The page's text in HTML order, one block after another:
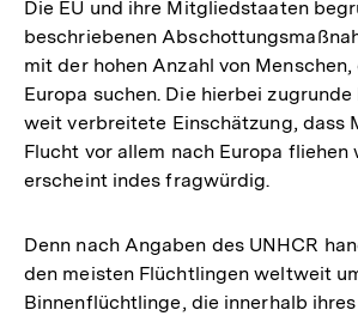
Die EU und ihre Mitgliedstaaten
beschriebenen
mit der hohen Anzahl von
Europa suchen. Die hierbei
weit verbreitete Einschätzung, dass
Flucht vor allem nach Europa fliehen
erscheint indes fragwürdig.
Denn nach Angaben des UNHCR
den meisten Flüchtlingen weltweit
Binnenflüchtlinge, die innerhalb